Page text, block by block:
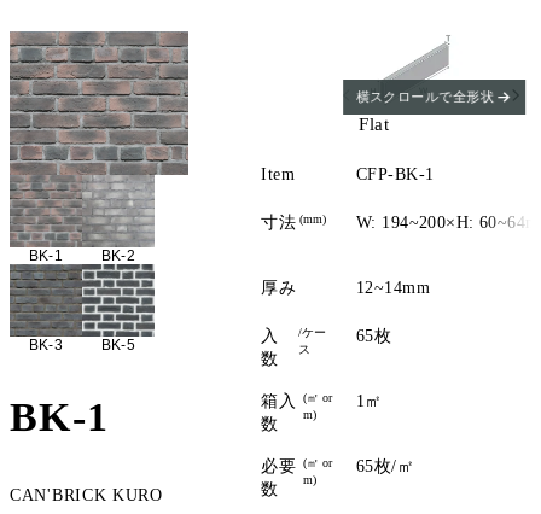
BK-1 BK-2
BK-3 BK-5
BK-1
CAN'BRICK KURO
Item
寸法 (mm)
厚み
入
数
/ケー
ス
箱入
数
(㎡ or
m)
必要
数
(㎡ or
m)
Flat
CFP-BK-1
W: 194~200×H:
12~14mm
65枚
1㎡
65枚/㎡
横スクロールで全形状